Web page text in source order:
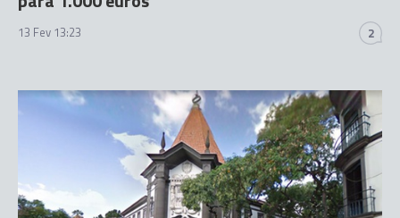
13 Fev 13:23 2